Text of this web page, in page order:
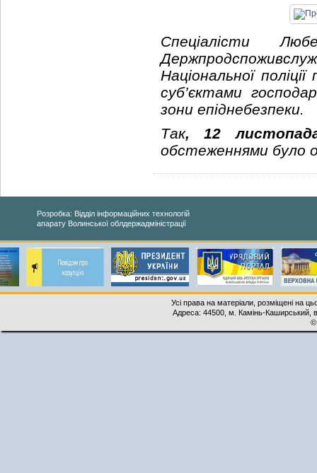
Спеціалісти
Національної
суб’єктами
зони епіднебезпеки.
Так, 12
обстеженнями було
Розробка: Відділ інформаційних технологій
апарату Волинської облдержадміністрації
Усі права на матеріали, розміщені на
Адреса: 44500, м. Камінь-Каширський,
©